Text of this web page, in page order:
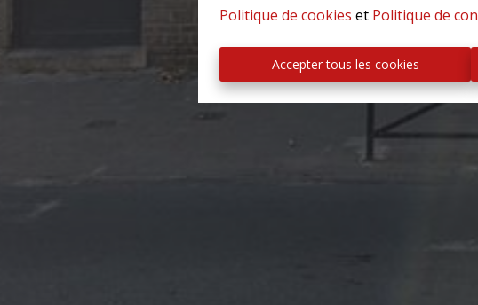
Politique de cookies et Politique de
Accepter tous les cookies